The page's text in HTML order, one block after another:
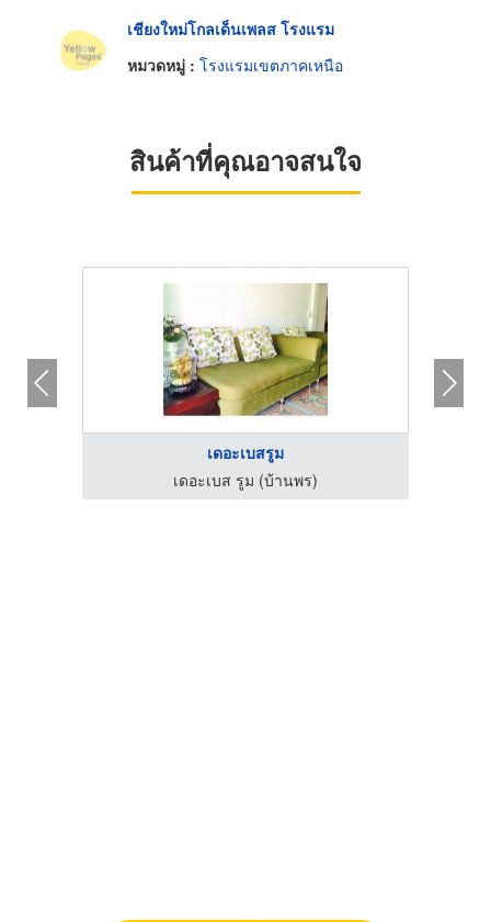
เชียงใหม่โกลเด็นเพลส โรงแรม
หมวดหมู่ : โรงแรมเขตภาคเหนือ
สินค้าที่คุณอาจสนใจ
เดอะเบสรูม
เดอะเบส รูม (บ้านพร)